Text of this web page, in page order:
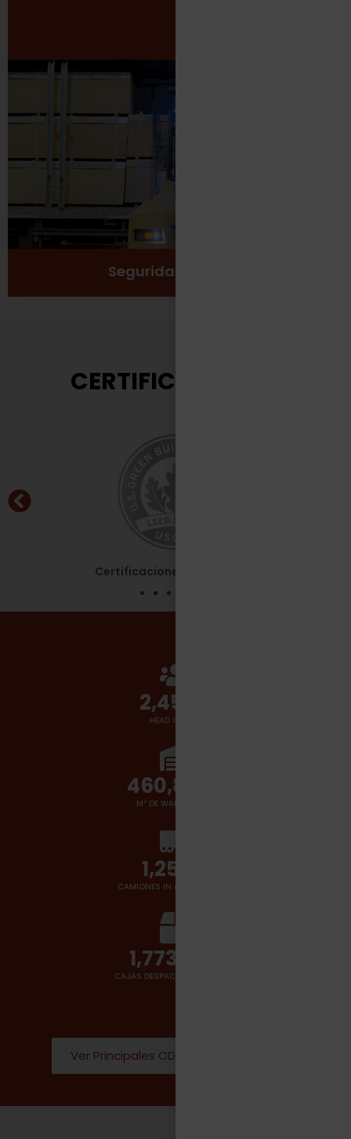
Seguridad Laboral
Seguridad Laboral
Ver más
CERTIFICACIONES
Certificaciones - Leed Silver
2,700
HEAD COUNT
510,000
M² DE WAREHOUSES
1,400
CAMIONES IN & OUT POR DÍA
2,000,000
CAJAS DESPACHADAS POR DÍA
Ver Principales CD Donde operamos